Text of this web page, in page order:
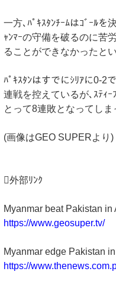
一方､ﾊﾟｷｽﾀﾝﾁｰﾑはｺﾞｰﾙを
ｬﾝﾏｰの守備を破るのに苦
ることができなかったと
ﾊﾟｷｽﾀﾝはすでにｼﾘｱに0-2
連戦を控えているが､ｽﾃｨｰ
とって8連敗となってしま
(画像はGEO SUPERより)
外部ﾘﾝｸ
Myanmar beat Pakistan
https://www.geosuper.tv/
Myanmar edge Pakistan
https://